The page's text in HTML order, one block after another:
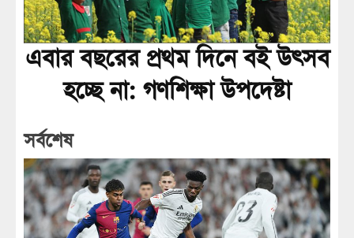
এবার বছরের প্রথম দিনে বই উৎসব
হচ্ছে না: গণশিক্ষা উপদেষ্টা
সর্বশেষ